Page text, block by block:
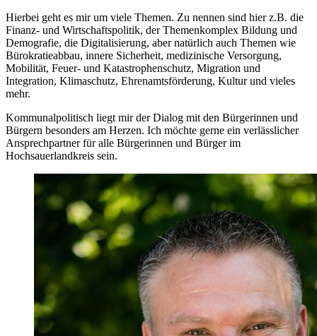
Hierbei geht es mir um viele Themen. Zu nennen sind hier z.B. die
Finanz- und Wirtschaftspolitik, der Themenkomplex Bildung und
Demografie, die Digitalisierung, aber natürlich auch Themen wie
Bürokratieabbau, innere Sicherheit, medizinische Versorgung,
Mobilität, Feuer- und Katastrophenschutz, Migration und
Integration, Klimaschutz, Ehrenamtsförderung, Kultur und vieles
mehr.
Kommunalpolitisch liegt mir der Dialog mit den Bürgerinnen und
Bürgern besonders am Herzen. Ich möchte gerne ein verlässlicher
Ansprechpartner für alle Bürgerinnen und Bürger im
Hochsauerlandkreis sein.